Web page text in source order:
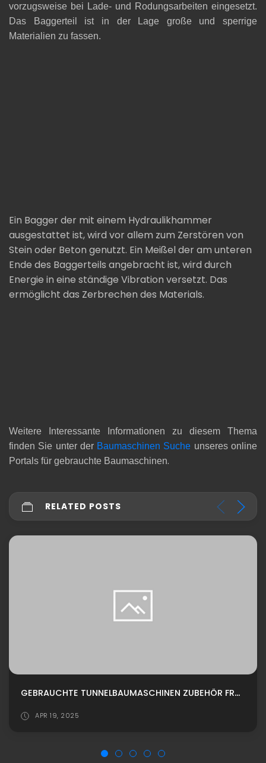
vorzugsweise bei Lade- und Rodungsarbeiten eingesetzt.
Das
Baggerteil ist in der Lage große und sperrige
Materialien zu fassen.
Ein Bagger der mit einem Hydraulikhammer
ausgestattet ist, wird vor allem zum Zerstören von
Stein oder Beton genutzt. Ein Meißel der am unteren
Ende des Baggerteils angebracht ist, wird durch
Energie in eine ständige Vibration versetzt. Das
ermöglicht das Zerbrechen des Materials.
Weitere Interessante Informationen zu diesem Thema
finden Sie unter der Baumaschinen Suche unseres online
Portals für gebrauchte Baumaschinen.
RELATED POSTS
GEBRAUCHTE TUNNELBAUMASCHINEN ZUBEHÖR FRÄSE DK 2000 KAUFEN
APR 19, 2025